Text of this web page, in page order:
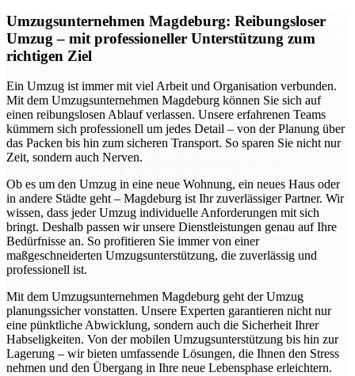
Umzugsunternehmen Magdeburg: Reibungsloser
Umzug – mit professioneller Unterstützung zum
richtigen Ziel
Ein Umzug ist immer mit viel Arbeit und Organisation verbunden.
Mit dem Umzugsunternehmen Magdeburg können Sie sich auf
einen reibungslosen Ablauf verlassen. Unsere erfahrenen Teams
kümmern sich professionell um jedes Detail – von der Planung über
das Packen bis hin zum sicheren Transport. So sparen Sie nicht nur
Zeit, sondern auch Nerven.
Ob es um den Umzug in eine neue Wohnung, ein neues Haus oder
in andere Städte geht – Magdeburg ist Ihr zuverlässiger Partner. Wir
wissen, dass jeder Umzug individuelle Anforderungen mit sich
bringt. Deshalb passen wir unsere Dienstleistungen genau auf Ihre
Bedürfnisse an. So profitieren Sie immer von einer
maßgeschneiderten Umzugsunterstützung, die zuverlässig und
professionell ist.
Mit dem Umzugsunternehmen Magdeburg geht der Umzug
planungssicher vonstatten. Unsere Experten garantieren nicht nur
eine pünktliche Abwicklung, sondern auch die Sicherheit Ihrer
Habseligkeiten. Von der mobilen Umzugsunterstützung bis hin zur
Lagerung – wir bieten umfassende Lösungen, die Ihnen den Stress
nehmen und den Übergang in Ihre neue Lebensphase erleichtern.